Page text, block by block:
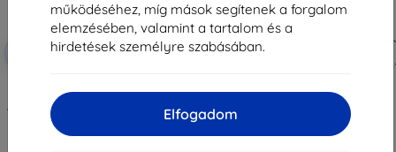
működéséhez, míg mások segítenek a forgalom
elemzésében, valamint a tartalom és a
hirdetések személyre szabásában.
Elfogadom
Kedvezmény
EXTRA10
telepítésű antibakteriális
védőfólia Redmi Note 14 Pro 4G-
4 390 Ft
-10%
Kedvezmény
Redmi Note 14 Pro 4G-hez
3 591 Ft